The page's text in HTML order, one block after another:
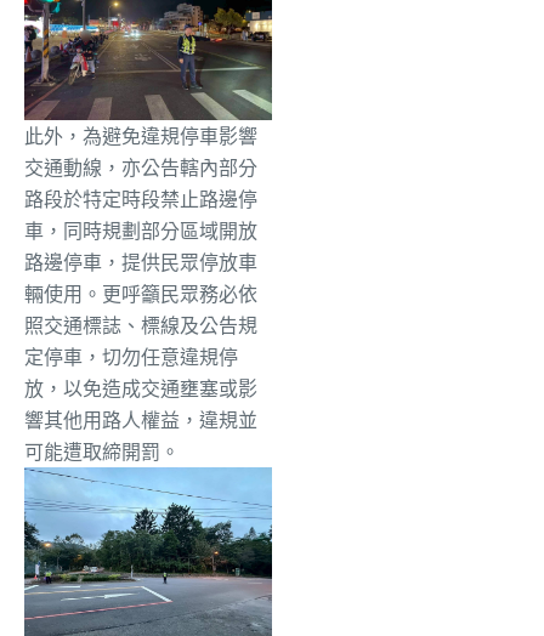
此外，為避免違規停車影響
交通動線， 亦公告轄內部分
路段於特定時段禁止路邊停
車， 同時規劃部分區域開放
路邊停車，提供民眾停放車
輛使用。 更呼籲民眾務必依
照交通標誌、標線及公告規
定停車， 切勿任意違規停
放，以免造成交通壅塞或影
響其他用路人權益， 違規並
可能遭取締開罰。